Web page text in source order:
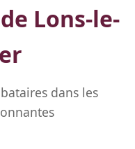
Lons-le-
dans les